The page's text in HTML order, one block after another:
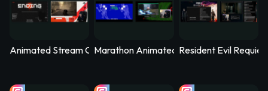
Animated Stream Overlay - SYS_CORE
Marathon Animated Stream Overlay -
Resident Evil